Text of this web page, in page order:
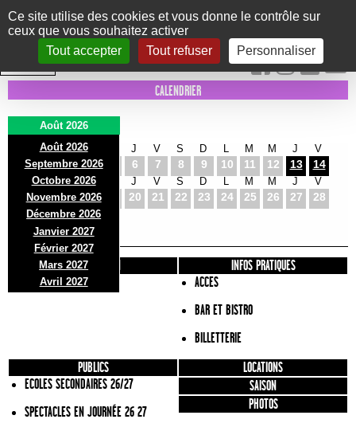
Panneau de gestion des cookies
Ce site utilise des cookies et vous donne le contrôle sur
ceux que vous souhaitez activer
Tout accepter
Tout refuser Personnaliser
Le Marni
CONCERTS DANSE/CIRQUE THÉÂTRE KIDS EXPOS EVENTS
INTRA MUROS
CALENDRIER
Août 2026
Août 2026
Septembre 2026
Octobre 2026
Novembre 2026
Décembre 2026
Janvier 2027
Février 2027
Mars 2027
Avril 2027
D
2
L
3
M
4
J
6
V
7
S
8
D
9 10
M
11
M
12
J
13
V
14
D
16
L
17
M
18
J
20
V
21
S
22
D
23 24
M
25
M
26
J
27
V
28
D
30
L
31
PRÉSENTATION
INFOS PRATIQUES
ACCES
BAR ET BISTRO
BILLETTERIE
PUBLICS
ECOLES SECONDAIRES 26/27
SPECTACLES EN JOURNÉE 26 27
LOCATIONS
SAISON
PHOTOS